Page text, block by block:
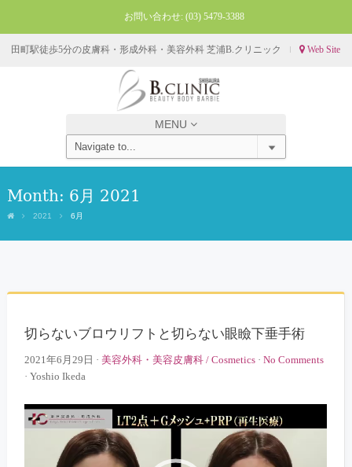
お問い合わせ: (03) 5479-3388
田町駅徒歩5分の皮膚科・形成外科・美容外科 芝浦B.クリニック Web Site
MENU
Month: 6月 2021
2021 6月
切らないブロウリフトと切らない眼瞼下垂手術
2021年6月29日 · 美容外科・美容皮膚科 / Cosmetics · No Comments
· Yoshio Ikeda